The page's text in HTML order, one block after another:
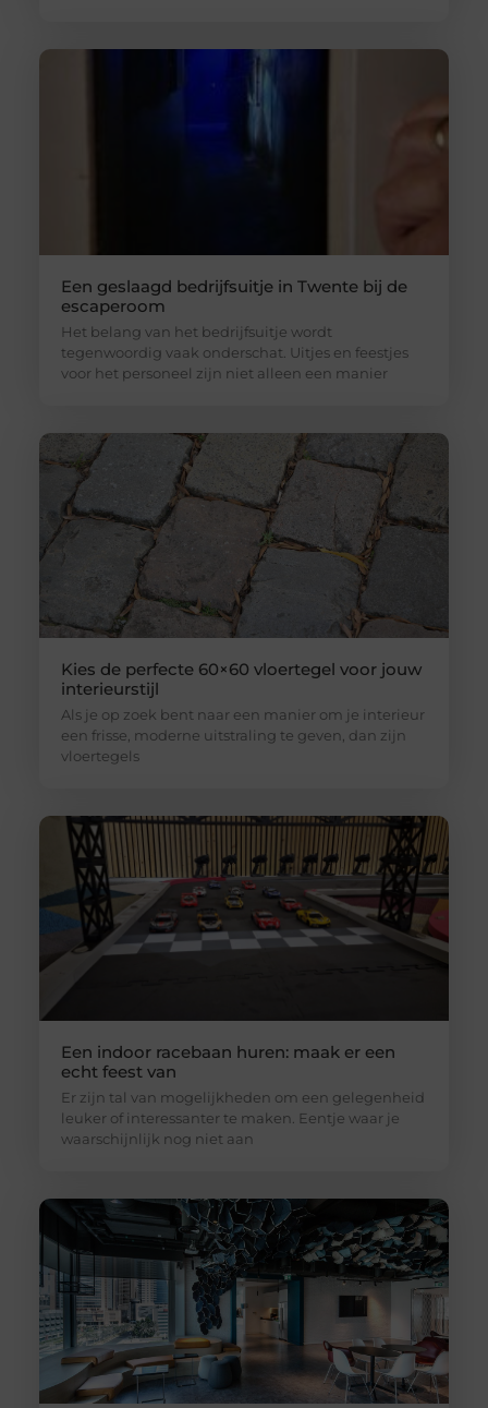
Een geslaagd bedrijfsuitje in Twente bij de
escaperoom
Het belang van het bedrijfsuitje wordt
tegenwoordig vaak onderschat. Uitjes en feestjes
voor het personeel zijn niet alleen een manier
Kies de perfecte 60×60 vloertegel voor jouw
interieurstijl
Als je op zoek bent naar een manier om je interieur
een frisse, moderne uitstraling te geven, dan zijn
vloertegels
Een indoor racebaan huren: maak er een
echt feest van
Er zijn tal van mogelijkheden om een gelegenheid
leuker of interessanter te maken. Eentje waar je
waarschijnlijk nog niet aan